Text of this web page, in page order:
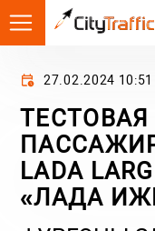
27.02.2024 10:51
LADA
«ЛАДА